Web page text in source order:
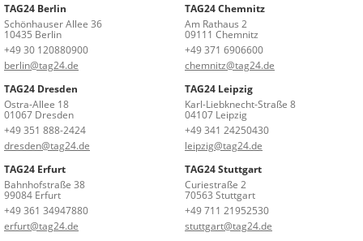
TAG24 Berlin
Schönhauser Allee 36
10435 Berlin
+49 30 120880900
berlin@tag24.de
TAG24 Chemnitz
Am Rathaus 2
09111 Chemnitz
+49 371 6906600
chemnitz@tag24.de
TAG24 Dresden
Ostra-Allee 18
01067 Dresden
+49 351 888-2424
dresden@tag24.de
TAG24 Leipzig
Karl-Liebknecht-Straße 8
04107 Leipzig
+49 341 24250430
leipzig@tag24.de
TAG24 Erfurt
Bahnhofstraße 38
99084 Erfurt
+49 361 34947880
erfurt@tag24.de
TAG24 Stuttgart
Curiestraße 2
70563 Stuttgart
+49 711 21952530
stuttgart@tag24.de